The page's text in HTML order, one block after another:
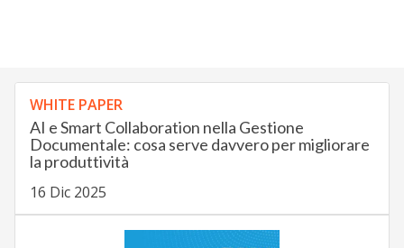
WHITE PAPER
AI e Smart Collaboration nella Gestione
Documentale: cosa serve davvero per migliorare
la produttività
16 Dic 2025